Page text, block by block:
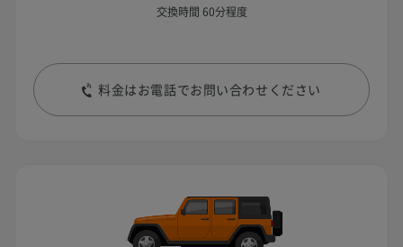
交換時間 60分程度
料金はお電話でお問い合わせください